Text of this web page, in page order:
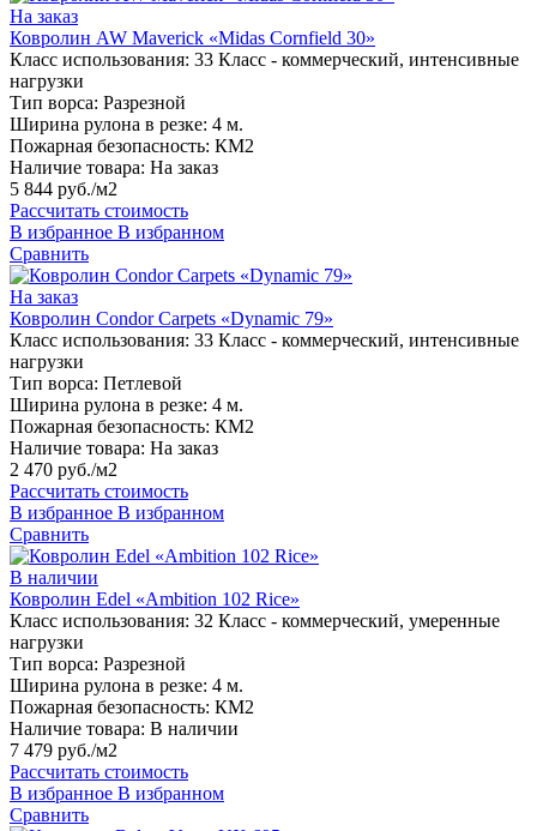
На заказ
Ковролин AW Maverick «Midas Cornfield 30»
Класс использования: 33 Класс - коммерческий, интенсивные
нагрузки
Тип ворса: Разрезной
Ширина рулона в резке: 4 м.
Пожарная безопасность: КМ2
Наличие товара: На заказ
5 844 руб./м2
Рассчитать стоимость
В избранное В избранном
Сравнить
На заказ
Ковролин Condor Carpets «Dynamic 79»
Класс использования: 33 Класс - коммерческий, интенсивные
нагрузки
Тип ворса: Петлевой
Ширина рулона в резке: 4 м.
Пожарная безопасность: КМ2
Наличие товара: На заказ
2 470 руб./м2
Рассчитать стоимость
В избранное В избранном
Сравнить
В наличии
Ковролин Edel «Ambition 102 Rice»
Класс использования: 32 Класс - коммерческий, умеренные
нагрузки
Тип ворса: Разрезной
Ширина рулона в резке: 4 м.
Пожарная безопасность: КМ2
Наличие товара: В наличии
7 479 руб./м2
Рассчитать стоимость
В избранное В избранном
Сравнить